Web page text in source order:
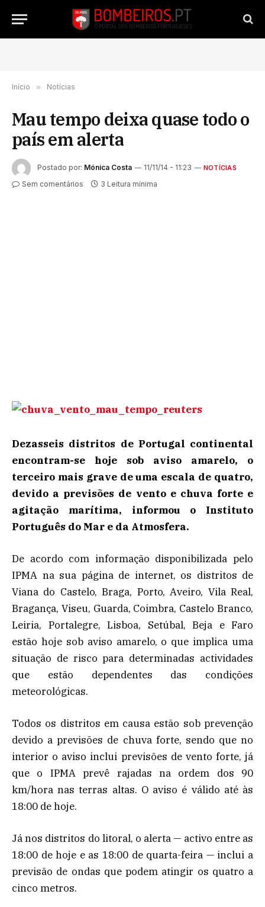
Início » Notícias
Mau tempo deixa quase todo o
país em alerta
Postado por: Mónica Costa 11/11/14 - 11:23 NOTÍCIAS
Sem comentários 3 Leitura mínima
Dezasseis distritos de Portugal continental
encontram-se hoje sob aviso amarelo, o
terceiro mais grave de uma escala de quatro,
devido a previsões de vento e chuva forte e
agitação marítima, informou o Instituto
Português do Mar e da Atmosfera.
De acordo com informação disponibilizada pelo
IPMA na sua página de internet, os distritos de
Viana do Castelo, Braga, Porto, Aveiro, Vila Real,
Bragança, Viseu, Guarda, Coimbra, Castelo Branco,
Leiria, Portalegre, Lisboa, Setúbal, Beja e Faro
estão hoje sob aviso amarelo, o que implica uma
situação de risco para determinadas actividades
que estão dependentes das condições
meteorológicas.
Todos os distritos em causa estão sob prevenção
devido a previsões de chuva forte, sendo que no
interior o aviso inclui previsões de vento forte, já
que o IPMA prevê rajadas na ordem dos 90
km/hora nas terras altas. O aviso é válido até às
18:00 de hoje.
Já nos distritos do litoral, o alerta — activo entre as
18:00 de hoje e as 18:00 de quarta-feira — inclui a
previsão de ondas que podem atingir os quatro a
cinco metros.